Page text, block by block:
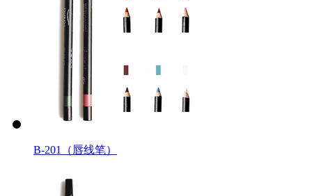
B-201（唇线笔）